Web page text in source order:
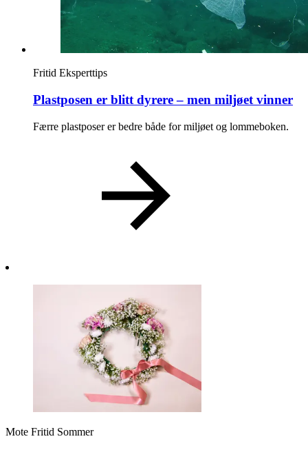
Åpningstider
Praktisk informasjon
Kundeklubb
Fritid Eksperttips
Plastposen er blitt dyrere – men miljøet vinner
Færre plastposer er bedre både for miljøet og lommeboken.
Mote Fritid Sommer